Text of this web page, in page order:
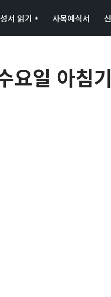
성서 읽기 사목예식서
요일 아침